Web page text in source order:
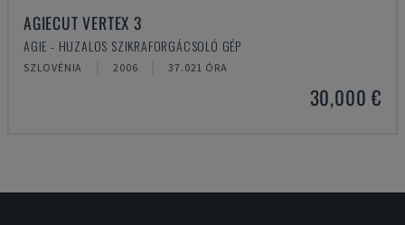
AGIECUT VERTEX 3
AGIE - HUZALOS SZIKRAFORGÁCSOLÓ GÉP
SZLOVÉNIA 2006 37.021 ÓRA
30,000 €